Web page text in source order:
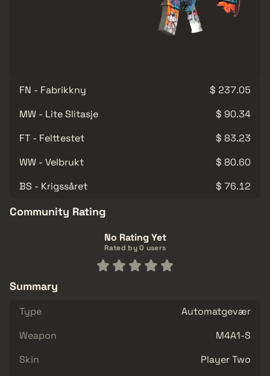
FN - Fabrikkny
$ 237.05
MW - Lite Slitasje
$ 90.34
FT - Felttestet
$ 83.23
WW - Velbrukt
$ 80.60
BS - Krigssåret
$ 76.12
Community Rating
No Rating Yet
Rated by 0 users
Summary
Type
Automatgevær
Weapon
M4A1-S
Skin
Player Two